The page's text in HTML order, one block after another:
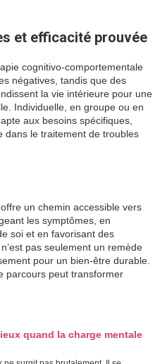
et efficacité prouvée
cognitivo-comportementale
négatives, tandis que des
la vie intérieure pour une
Individuelle, en groupe ou en
aux besoins spécifiques,
dans le traitement de troubles
un chemin accessible vers
les symptômes, en
soi et en favorisant des
pas seulement un remède
pour un bien-être durable.
parcours peut transformer
quand la charge mentale